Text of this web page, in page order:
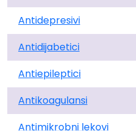
Antidepresivi
Antidijabetici
Antiepileptici
Antikoagulansi
Antimikrobni lekovi